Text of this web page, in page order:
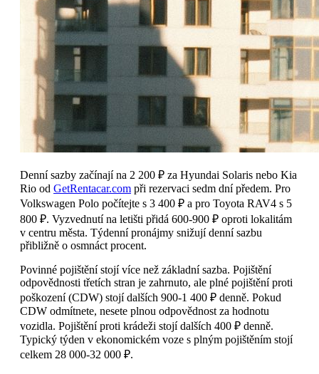
Denní sazby začínají na 2 200 ₽ za Hyundai Solaris nebo Kia
Rio od GetRentacar.com při rezervaci sedm dní předem. Pro
Volkswagen Polo počítejte s 3 400 ₽ a pro Toyota RAV4 s 5
800 ₽. Vyzvednutí na letišti přidá 600-900 ₽ oproti lokalitám
v centru města. Týdenní pronájmy snižují denní sazbu
přibližně o osmnáct procent.
Povinné pojištění stojí více než základní sazba. Pojištění
odpovědnosti třetích stran je zahrnuto, ale plné pojištění proti
poškození (CDW) stojí dalších 900-1 400 ₽ denně. Pokud
CDW odmítnete, nesete plnou odpovědnost za hodnotu
vozidla. Pojištění proti krádeži stojí dalších 400 ₽ denně.
Typický týden v ekonomickém voze s plným pojištěním stojí
celkem 28 000-32 000 ₽.